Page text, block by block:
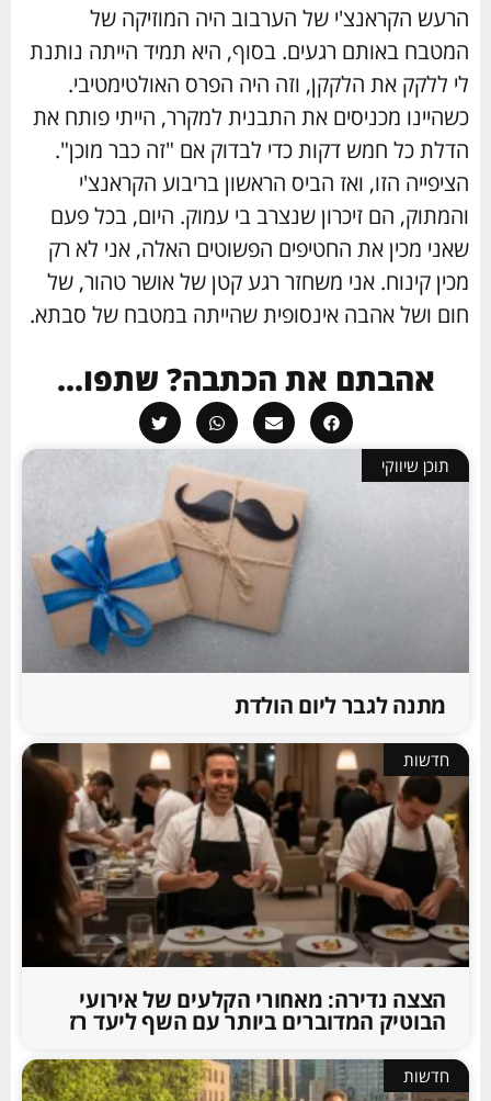
הרעש הקראנצ'י של הערבוב היה המוזיקה של
המטבח באותם רגעים. בסוף, היא תמיד הייתה נותנת
לי ללקק את הלקקן, וזה היה הפרס האולטימטיבי.
כשהיינו מכניסים את התבנית למקרר, הייתי פותח את
הדלת כל חמש דקות כדי לבדוק אם "זה כבר מוכן".
הציפייה הזו, ואז הביס הראשון בריבוע הקראנצ'י
והמתוק, הם זיכרון שנצרב בי עמוק. היום, בכל פעם
שאני מכין את החטיפים הפשוטים האלה, אני לא רק
מכין קינוח. אני משחזר רגע קטן של אושר טהור, של
חום ושל אהבה אינסופית שהייתה במטבח של סבתא.
אהבתם את הכתבה? שתפו...
תוכן שיווקי
מתנה לגבר ליום הולדת
חדשות
הצצה נדירה: מאחורי הקלעים של אירועי
הבוטיק המדוברים ביותר עם השף ליעד רז
חדשות